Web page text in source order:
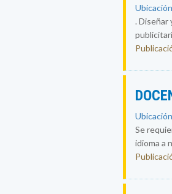
. Diseñar
Se
idioma a